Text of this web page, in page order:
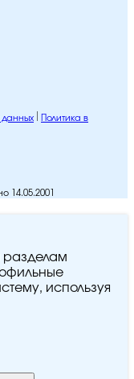
данных
Политика в
14.05.2001
разделам
используя